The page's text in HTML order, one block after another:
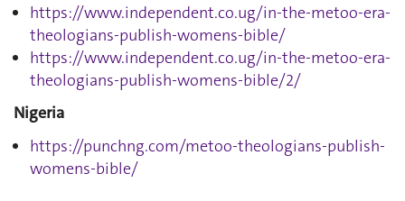
https://www.independent.co.ug/in-the-metoo-era-
theologians-publish-womens-bible/
https://www.independent.co.ug/in-the-metoo-era-
theologians-publish-womens-bible/2/
Nigeria
https://punchng.com/metoo-theologians-publish-
womens-bible/